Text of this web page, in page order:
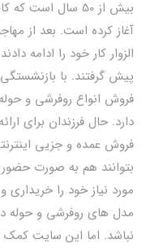
بیش از 50 سال
آغاز کرده است. بعد از
الزوار کار خود را ادامه
پیش گرفتند. با بازنشستگی
فروش عمده و جزیی
بتوانند هم به صورت
مورد نیاز خود را
مدل های روفرشی و حوله
نباشد. اما این سایت کمک